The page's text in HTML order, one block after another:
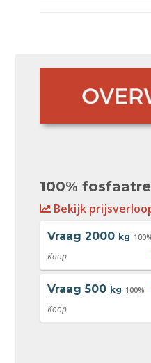
100%
Bekijk
Vraag 2000 kg
Koop
Vraag 500 kg 100%
Koop